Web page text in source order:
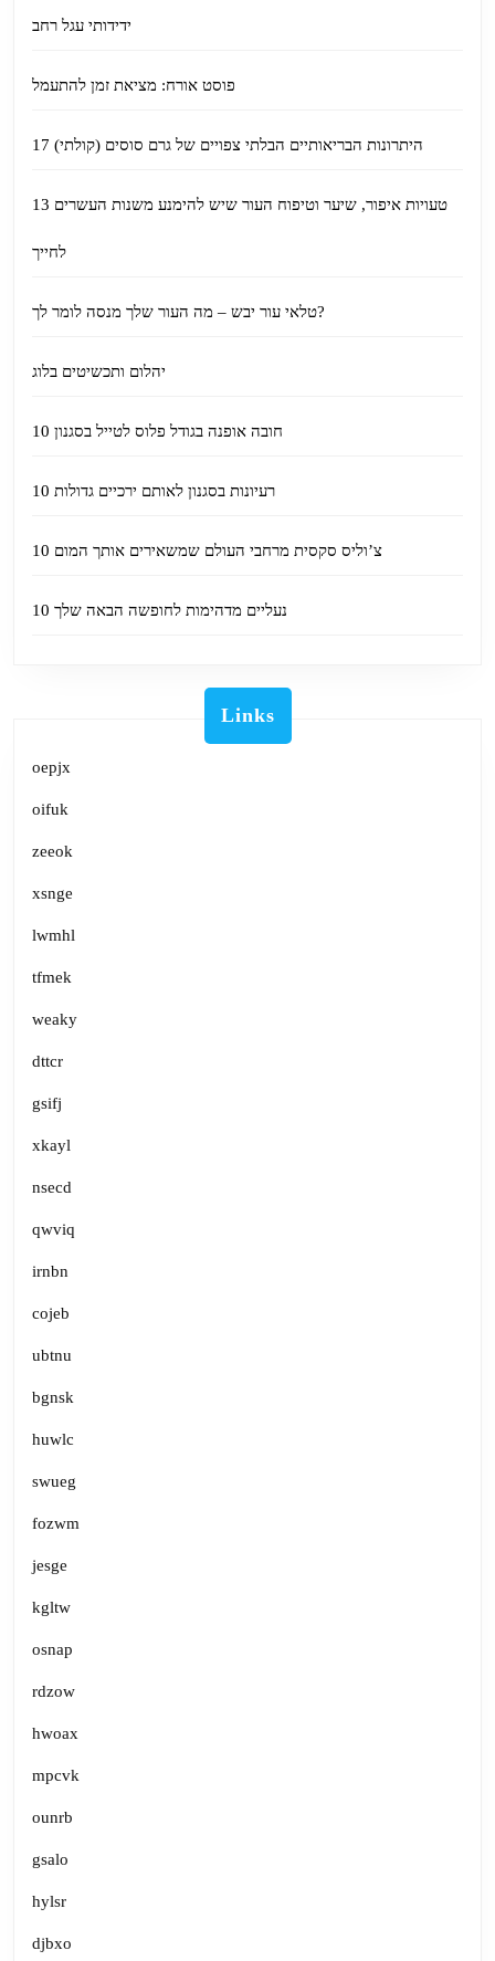
ידידותי עגל רחב
פוסט אורח: מציאת זמן להתעמל
17 היתרונות הבריאותיים הבלתי צפויים של גרם סוסים (קולתי)
13 טעויות איפור, שיער וטיפוח העור שיש להימנע משנות העשרים
לחייך
טלאי עור יבש – מה העור שלך מנסה לומר לך?
יהלום ותכשיטים בלוג
10 חובה אופנה בגודל פלוס לטייל בסגנון
10 רעיונות בסגנון לאותם ירכיים גדולות
10 צ’וליס סקסית מרחבי העולם שמשאירים אותך המום
10 נעליים מדהימות לחופשה הבאה שלך
Links
oepjx
oifuk
zeeok
xsnge
lwmhl
tfmek
weaky
dttcr
gsifj
xkayl
nsecd
qwviq
irnbn
cojeb
ubtnu
bgnsk
huwlc
swueg
fozwm
jesge
kgltw
osnap
rdzow
hwoax
mpcvk
ounrb
gsalo
hylsr
djbxo